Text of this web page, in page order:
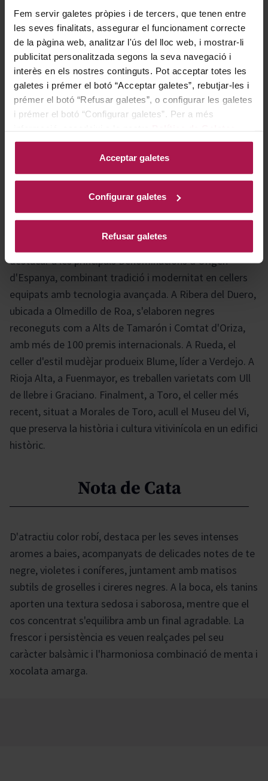
Fem servir galetes pròpies i de tercers, que tenen entre
les seves finalitats, assegurar el funcionament correcte
de la pàgina web, analitzar l'ús del lloc web, i mostrar-li
publicitat personalitzada segons la seva navegació i
interès en els nostres continguts. Pot acceptar totes les
galetes i prémer el botó “Acceptar galetes”, rebutjar-les i
prémer el botó “Refusar galetes”, o configurar les galetes
i prémer el botó “Configurar galetes”. Per a més
Acceptar galetes
Configurar galetes
Refusar galetes
Aquest vi és perfecte per celebrar ocasions especials, ja
que el seu caràcter i complexitat el converteixen en
l'acompanyant ideal de les millors carns rostides i
d'entrants de sabors intensos. La seva versatilitat i
elegància realcen cada experiència gastronòmica i
Historia bodega
El projecte Pagos del Rey va néixer amb l'objectiu de
destacar a les principals Denominacions d'Origen
d'Espanya, combinant tradició i modernitat en cellers
equipats amb tecnologia avançada. A Ribera del Duero,
ubicada a Olmedillo de Roa, s'elaboren negres
reconeguts com a Alts de Tamarón i Comtat d'Oriza,
amb més de 100 premis internacionals. A Rueda, el
celler d'estil mudèjar produeix Blume, líder a Verdejo. A
Rioja Alta, a Fuenmayor, es treballen varietats com Ull
de llebre i Graciano. Finalment, a Toro, el celler més
recent, situat a Morales de Toro, acull el Museu del Vi,
que preserva la història i cultura vitivinícola en un edifici
històric.
Nota de Cata
D'atractiu color robí, destaca per les seves intenses
aromes a baies, acompanyats de delicades notes de te
negre, violetes i coníferes, juntament amb matisos
subtils de groselles i cireres negres. A la boca, els tanins
aporten una textura sedosa i saborosa, mentre que el
cos concentrat s'equilibra amb un final agradable. La
frescor i persistència es veuen realçades pel seu
caràcter balsàmic i l'harmoniosa combinació de menta i
xocolata amarga.